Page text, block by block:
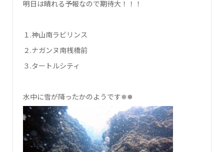
明日は晴れる予報なので期待大！！！
１.神山南ラビリンス
２.ナガンヌ南桟橋前
３.タートルシティ
水中に雪が降ったかのようです❄❅